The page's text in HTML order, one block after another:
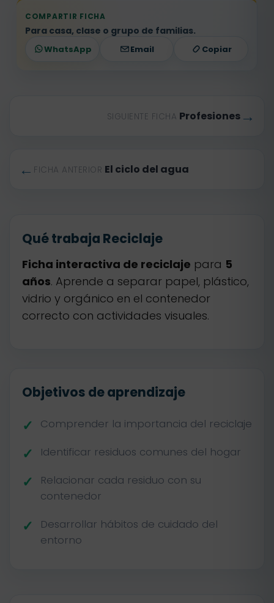
COMPARTIR FICHA
Para casa, clase o grupo de familias.
WhatsApp Email Copiar
← FICHA ANTERIOR El ciclo del agua
SIGUIENTE FICHA Profesiones →
Qué trabaja Reciclaje
Ficha interactiva de reciclaje para 5
años. Aprende a separar papel, plástico,
vidrio y orgánico en el contenedor
correcto con actividades visuales.
Objetivos de aprendizaje
Comprender la importancia del reciclaje
Identificar residuos comunes del hogar
Relacionar cada residuo con su
contenedor
Desarrollar hábitos de cuidado del
entorno